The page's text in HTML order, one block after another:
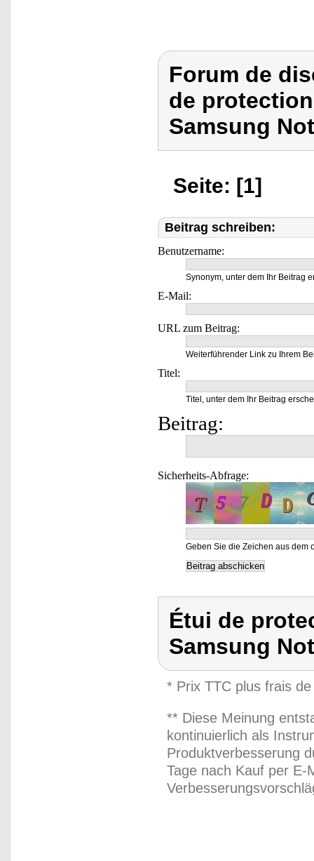
Forum de
de
Samsung
Seite: [1]
Beitrag schreiben:
Benutzername:
Synonym, unter dem Ihr Beitrag
E-Mail:
URL zum Beitrag:
Weiterführender Link zu Ihrem
Titel:
Titel, unter dem Ihr Beitrag
Beitrag:
Sicherheits-Abfrage:
Geben Sie die Zeichen aus dem
Étui de
Samsung
* Prix TTC plus frais
** Diese Meinung
kontinuierlich als
Produktverbesserung
Tage nach Kauf per E-